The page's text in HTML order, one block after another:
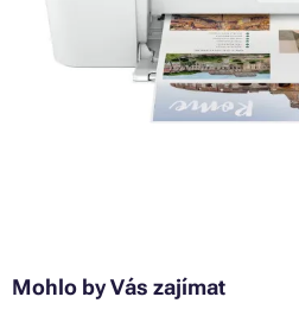
Mohlo by Vás zajímat